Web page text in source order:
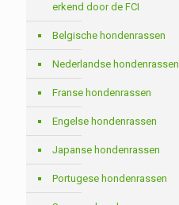
erkend door de FCI
Belgische hondenrassen
Nederlandse hondenrassen
Franse hondenrassen
Engelse hondenrassen
Japanse hondenrassen
Portugese hondenrassen